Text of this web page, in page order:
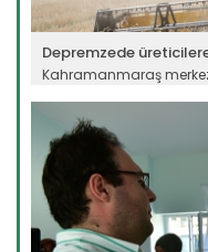
Depremzede
Kahramanmaraş
Devamını Oku ->